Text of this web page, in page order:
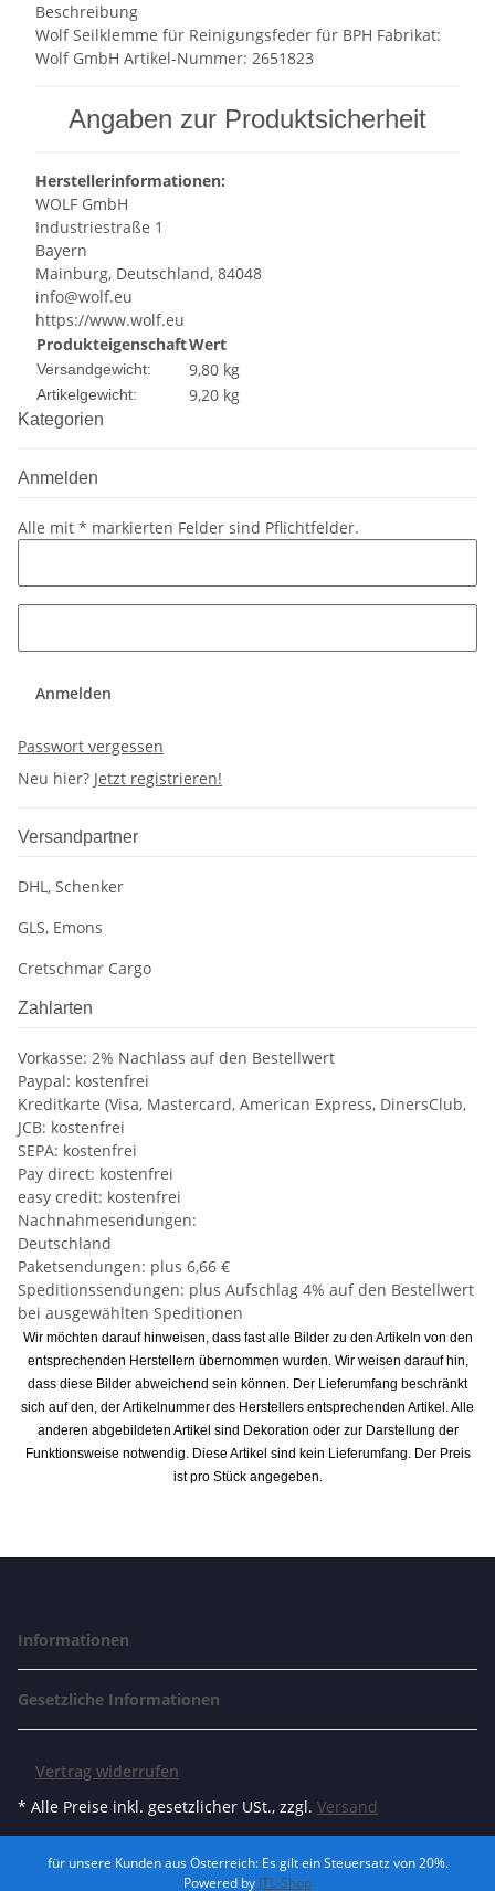
Beschreibung
Wolf Seilklemme für Reinigungsfeder für BPH Fabrikat:
Wolf GmbH Artikel-Nummer: 2651823
Angaben zur Produktsicherheit
Herstellerinformationen:
WOLF GmbH
Industriestraße 1
Bayern
Mainburg, Deutschland, 84048
info@wolf.eu
https://www.wolf.eu
ProdukteigenschaftWert
Versandgewicht: 9,80 kg
Artikelgewicht: 9,20 kg
Kategorien
Anmelden
Alle mit * markierten Felder sind Pflichtfelder.
Anmelden
Passwort vergessen
Neu hier? Jetzt registrieren!
Versandpartner
DHL, Schenker
GLS, Emons
Cretschmar Cargo
Zahlarten
Vorkasse: 2% Nachlass auf den Bestellwert
Paypal: kostenfrei
Kreditkarte (Visa, Mastercard, American Express, DinersClub,
JCB: kostenfrei
SEPA: kostenfrei
Pay direct: kostenfrei
easy credit: kostenfrei
Nachnahmesendungen:
Deutschland
Paketsendungen: plus 6,66 €
Speditionssendungen: plus Aufschlag 4% auf den Bestellwert
bei ausgewählten Speditionen
Wir möchten darauf hinweisen, dass fast alle Bilder zu den Artikeln von den
entsprechenden Herstellern übernommen wurden. Wir weisen darauf hin,
dass diese Bilder abweichend sein können. Der Lieferumfang beschränkt
sich auf den, der Artikelnummer des Herstellers entsprechenden Artikel. Alle
anderen abgebildeten Artikel sind Dekoration oder zur Darstellung der
Funktionsweise notwendig. Diese Artikel sind kein Lieferumfang. Der Preis
ist pro Stück angegeben.
Informationen
Gesetzliche Informationen
Vertrag widerrufen
* Alle Preise inkl. gesetzlicher USt., zzgl. Versand
für unsere Kunden aus Österreich: Es gilt ein Steuersatz von 20%.
Powered by JTL-Shop